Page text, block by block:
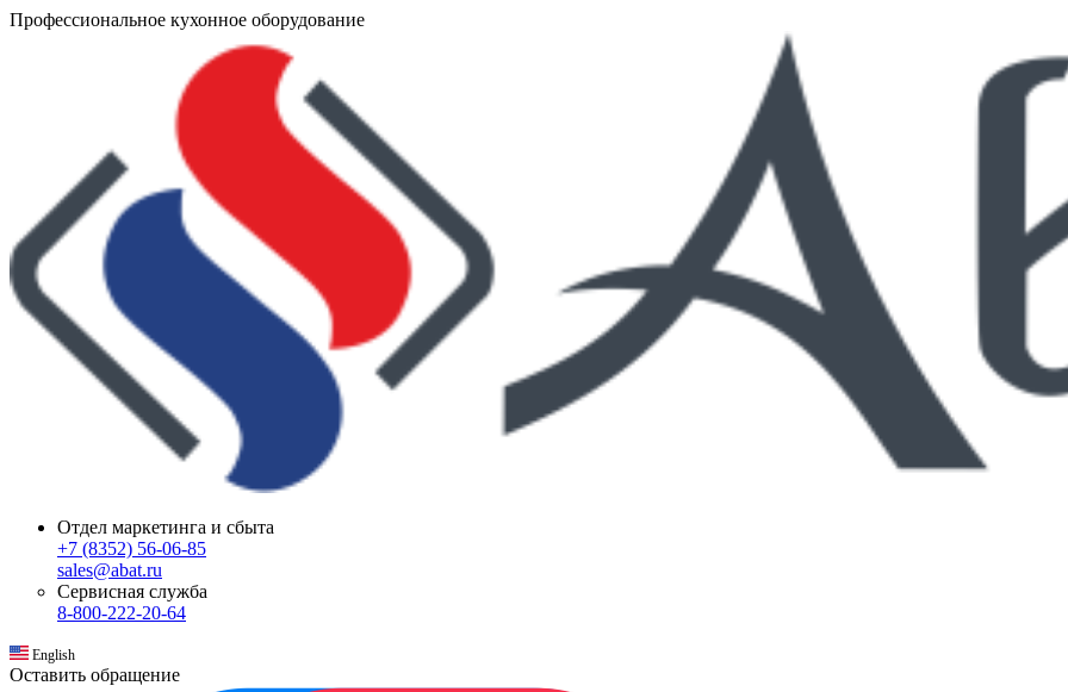
Профессиональное кухонное оборудование
Отдел маркетинга и сбыта
+7 (8352) 56-06-85
sales@abat.ru
Сервисная служба
8-800-222-20-64
English
Оставить обращение